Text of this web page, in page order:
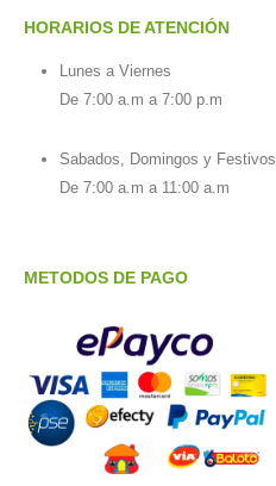
HORARIOS DE ATENCIÓN
Lunes a Viernes
De 7:00 a.m a 7:00 p.m
Sabados, Domingos y Festivos
De 7:00 a.m a 11:00 a.m
METODOS DE PAGO